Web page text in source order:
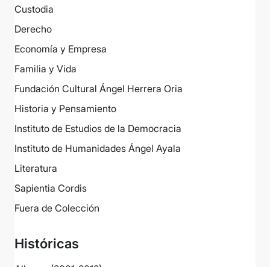
Custodia
Derecho
Economía y Empresa
Familia y Vida
Fundación Cultural Ángel Herrera Oria
Historia y Pensamiento
Instituto de Estudios de la Democracia
Instituto de Humanidades Ángel Ayala
Literatura
Sapientia Cordis
Fuera de Colección
Históricas